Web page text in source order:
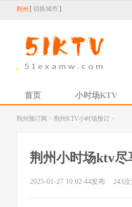
荆州 [ 切换城市 ]
首页 小时场KTV
荆州预订网 > 荆州KTV小时场预订 >
荆州小时场ktv
2025-01-27 10:02:44发布 243